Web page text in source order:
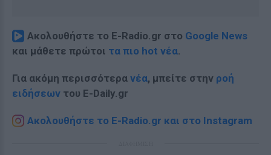
Ακολουθήστε το E-Radio.gr στο Google News
και μάθετε πρώτοι τα πιο hot νέα.
Για ακόμη περισσότερα νέα, μπείτε στην ροή
ειδήσεων του E-Daily.gr
Ακολουθήστε το E-Radio.gr και στο Instagram